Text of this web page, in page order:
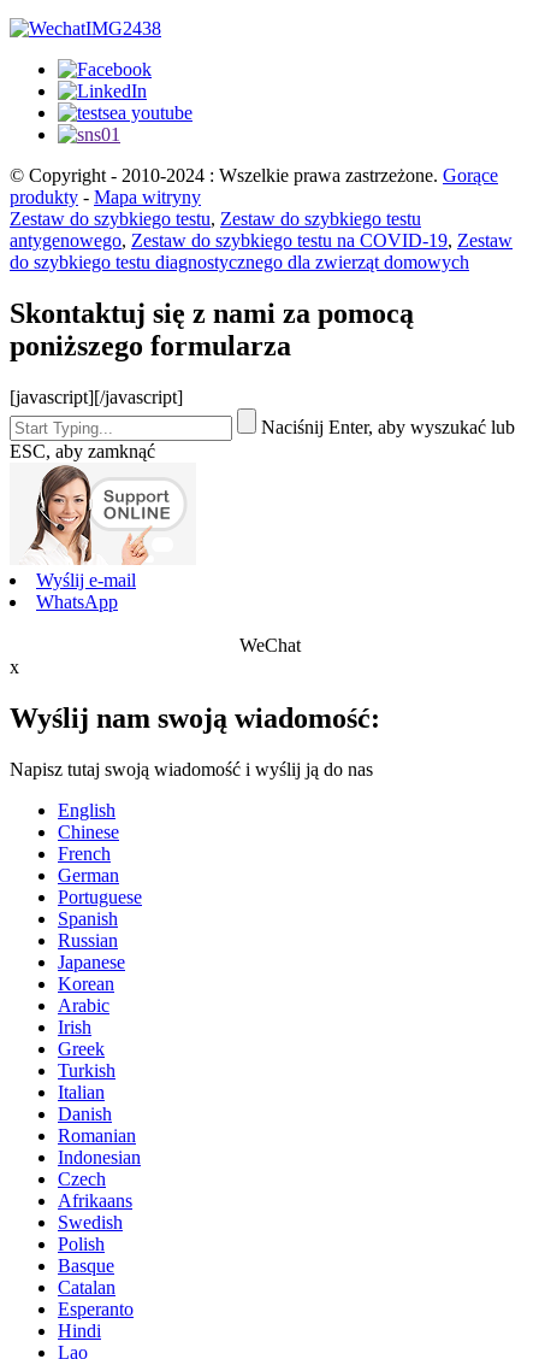
© Copyright - 2010-2024 : Wszelkie prawa zastrzeżone. Gorące
produkty - Mapa witryny
Zestaw do szybkiego testu, Zestaw do szybkiego testu
antygenowego, Zestaw do szybkiego testu na COVID-19, Zestaw
do szybkiego testu diagnostycznego dla zwierząt domowych
Skontaktuj się z nami za pomocą
poniższego formularza
[javascript][/javascript]
Naciśnij Enter, aby wyszukać lub
ESC, aby zamknąć
Wyślij e-mail
WhatsApp
WeChat
x
Wyślij nam swoją wiadomość:
Napisz tutaj swoją wiadomość i wyślij ją do nas
English
Chinese
French
German
Portuguese
Spanish
Russian
Japanese
Korean
Arabic
Irish
Greek
Turkish
Italian
Danish
Romanian
Indonesian
Czech
Afrikaans
Swedish
Polish
Basque
Catalan
Esperanto
Hindi
Lao